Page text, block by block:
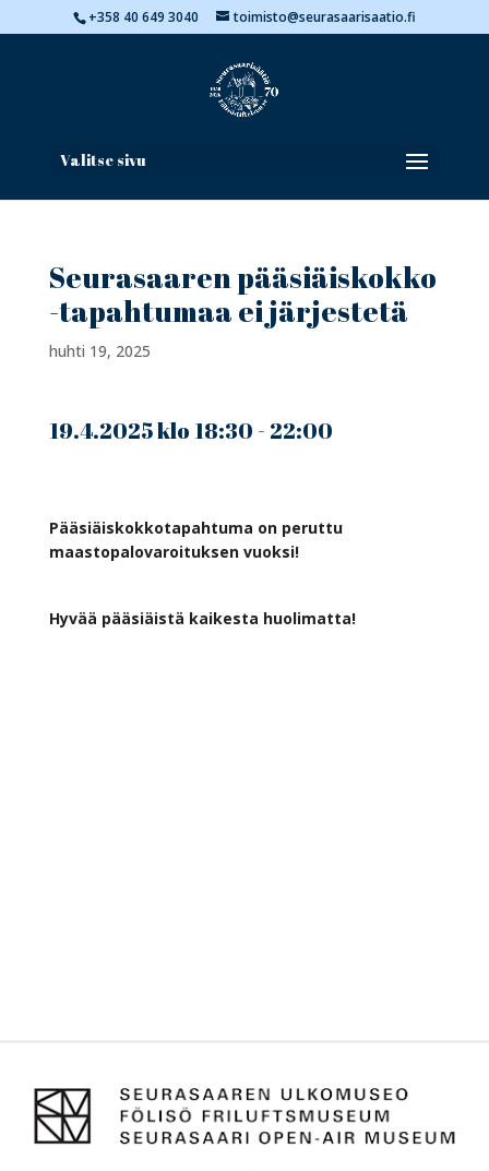
+358 40 649 3040 toimisto@seurasaarisaatio.fi
Valitse sivu
Seurasaaren pääsiäiskokko
-tapahtumaa ei järjestetä
huhti 19, 2025
19.4.2025 klo 18:30 - 22:00
Pääsiäiskokkotapahtuma on peruttu
maastopalovaroituksen vuoksi!
Hyvää pääsiäistä kaikesta huolimatta!